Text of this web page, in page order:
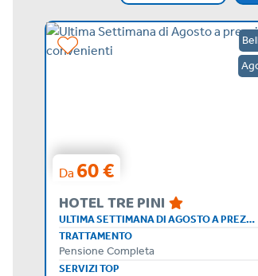
Da 60 €
HOTEL TRE PINI
ULTIMA SETTIMANA DI AGOSTO A PREZZI CONVENIENTI
TRATTAMENTO
Pensione Completa
SERVIZI TOP